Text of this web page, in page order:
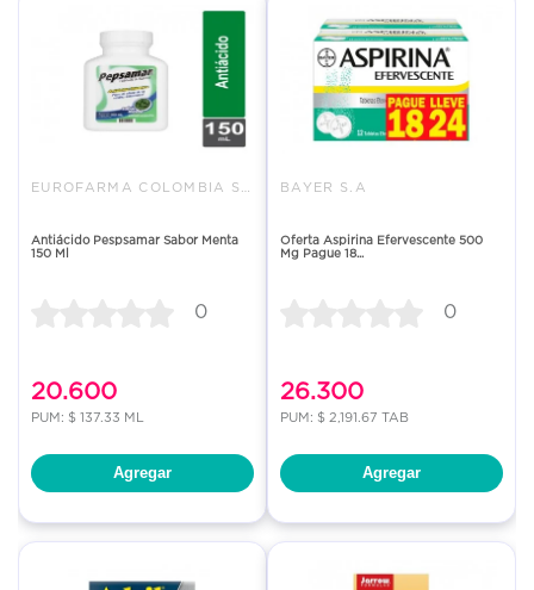
Antiácido Pespsamar Sabor Menta
150 Ml
0
20.600
PUM: $ 137.33 ML
Agregar
BAYER S.A
Oferta Aspirina Efervescente 500
Mg Pague 18...
0
26.300
PUM: $ 2,191.67 TAB
Agregar